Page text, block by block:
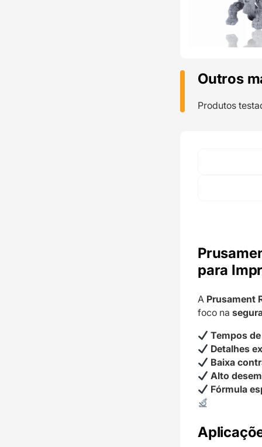
Outros
Produtos
para
A Prusament
foco na
Tempos
Detalhes
Baixa
Alto
Fórmula